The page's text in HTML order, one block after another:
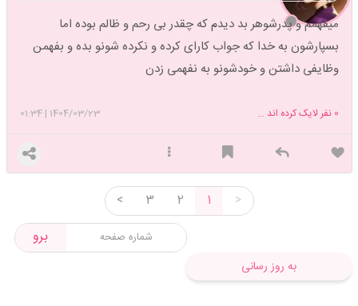
میفهمم و پدرشوهر بد دیدم که چقدر بی رحم و ظالم بوده اما
بسپارشون به خدا که جواب کارای کرده و نکرده شونو بده و بفهمن
وظایفی داشتن و خودشونو به نفهمی زدن
1404/03/23
|
01:34 0 نفر لایک کرده اند ...
>
1
2
3
<
برو
به روز رسانی